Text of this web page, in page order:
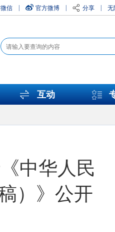
信 官方微博 分享 无
互动
中华人民
）》公开